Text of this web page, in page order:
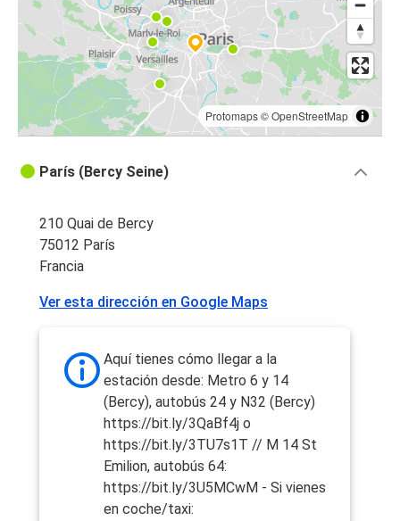
Protomaps©OpenStreetMap
París (Bercy Seine)
210 Quai de Bercy
75012 París
Francia
Ver esta dirección en Google Maps
Aquí tienes cómo llegar a la
estación desde: Metro 6 y 14
(Bercy), autobús 24 y N32 (Bercy)
https://bit.ly/3QaBf4j o
https://bit.ly/3TU7s1T // M 14 St
Emilion, autobús 64:
https://bit.ly/3U5MCwM - Si vienes
en coche/taxi: